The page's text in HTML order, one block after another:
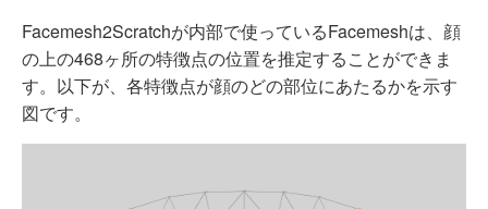
Facemesh2Scratchが内部で使っているFacemeshは、顔
の上の468ヶ所の特徴点の位置を推定することができま
す。以下が、各特徴点が顔のどの部位にあたるかを示す
図です。